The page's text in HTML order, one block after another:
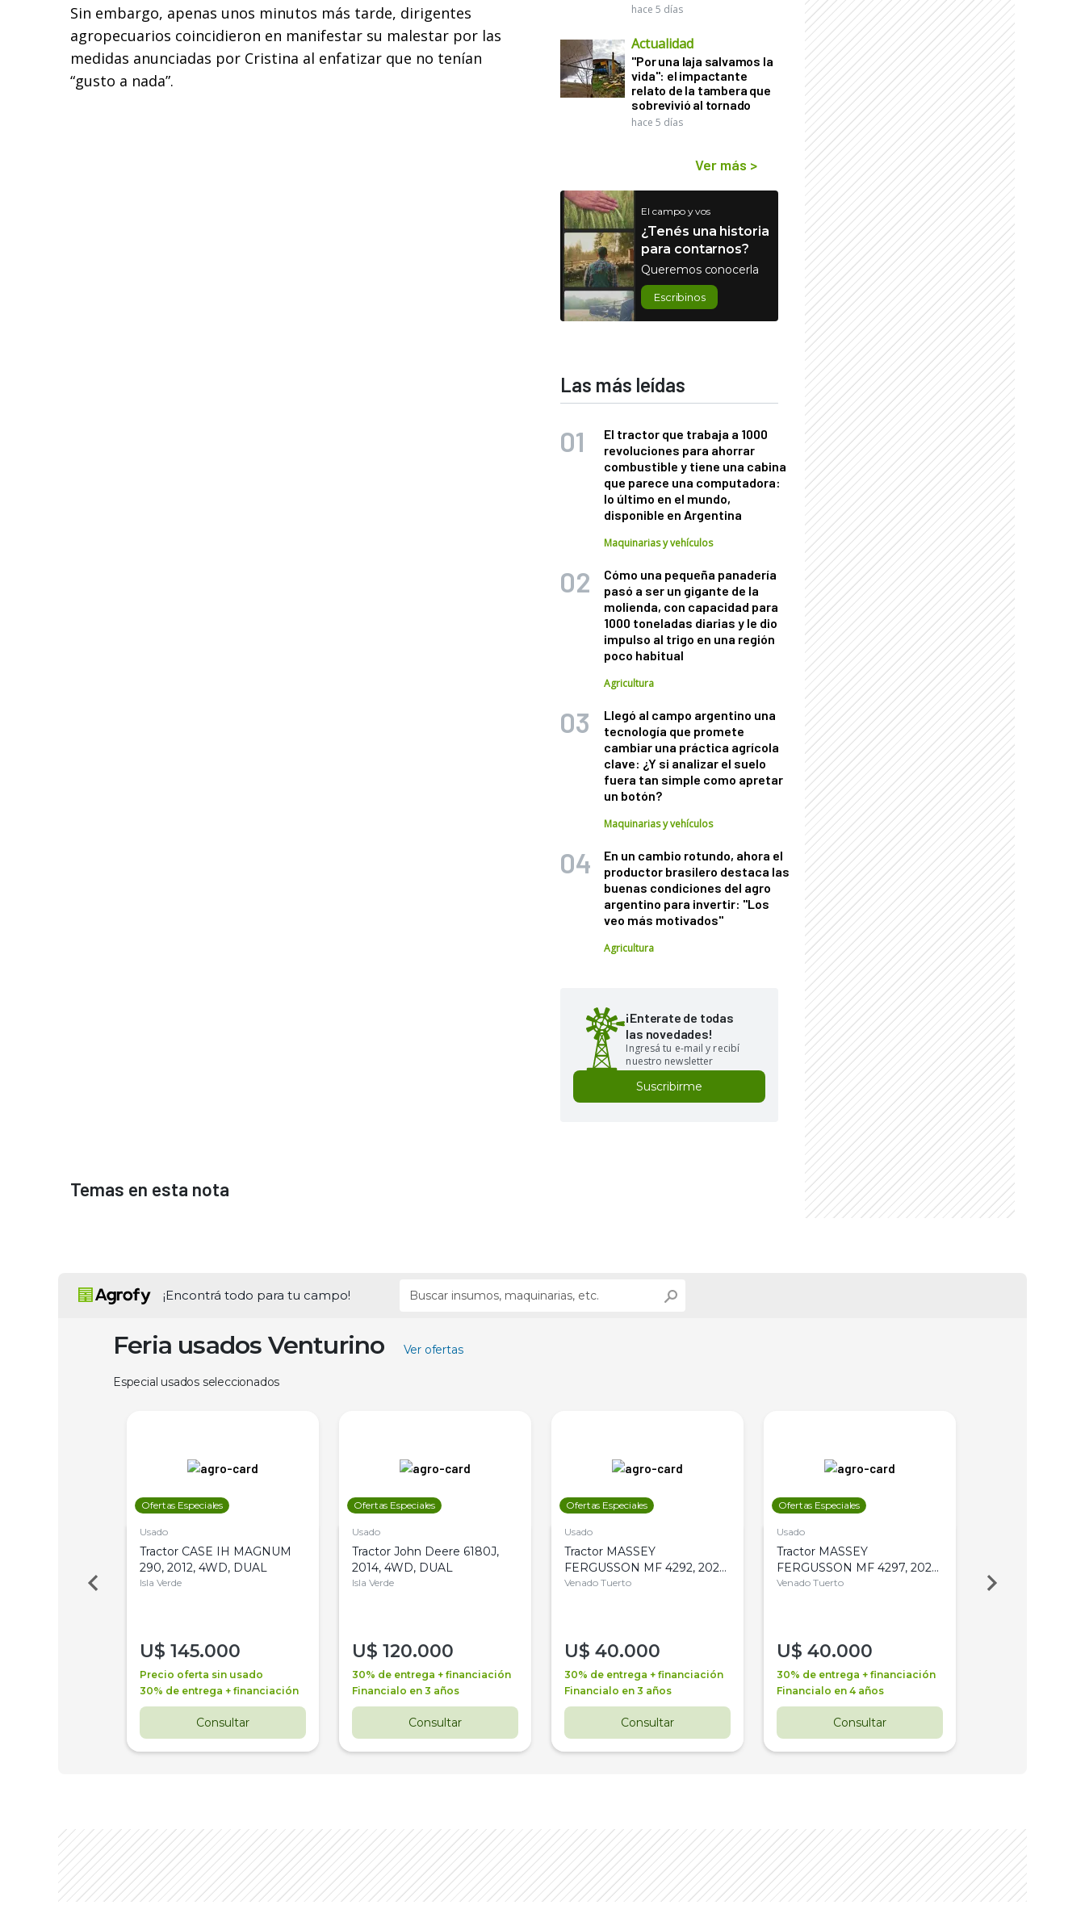
Sin embargo, apenas unos minutos más tarde, dirigentes
agropecuarios coincidieron en manifestar su malestar por las
medidas anunciadas por Cristina al enfatizar que no tenían
“gusto a nada”.
hace 5 días
Actualidad
"Por una laja salvamos la
vida": el impactante
relato de la tambera que
sobrevivió al tornado
hace 5 días
Ver más >
El campo y vos
¿Tenés una historia
para contarnos?
Queremos conocerla
Escribinos
Las más leídas
El tractor que trabaja a 1000
revoluciones para ahorrar
combustible y tiene una cabina
que parece una computadora:
lo último en el mundo,
disponible en Argentina
Maquinarias y vehículos
Cómo una pequeña panadería
pasó a ser un gigante de la
molienda, con capacidad para
1000 toneladas diarias y le dio
impulso al trigo en una región
poco habitual
Agricultura
Llegó al campo argentino una
tecnología que promete
cambiar una práctica agrícola
clave: ¿Y si analizar el suelo
fuera tan simple como apretar
un botón?
Maquinarias y vehículos
En un cambio rotundo, ahora el
productor brasilero destaca las
buenas condiciones del agro
argentino para invertir: "Los
veo más motivados"
Agricultura
¡Enterate de todas
las novedades!
Ingresá tu e-mail y recibí
nuestro newsletter
Suscribirme
Temas en esta nota
¡Encontrá todo para tu campo!
Feria usados Venturino Ver ofertas
Especial usados seleccionados
Ofertas Especiales
Usado
Tractor CASE IH MAGNUM
290, 2012, 4WD, DUAL
Isla Verde
U$ 145.000
Precio oferta sin usado
30% de entrega + financiación
Consultar
Ofertas Especiales
Usado
Tractor John Deere 6180J,
2014, 4WD, DUAL
Isla Verde
U$ 120.000
30% de entrega + financiación
Financialo en 3 años
Consultar
Ofertas Especiales
Usado
Tractor MASSEY
FERGUSSON MF 4292, 2020,
4WD, PATON
Venado Tuerto
U$ 40.000
30% de entrega + financiación
Financialo en 3 años
Consultar
Ofertas Especiales
Usado
Tractor MASSEY
FERGUSSON MF 4297, 2020,
4WD, PATON
Venado Tuerto
U$ 40.000
30% de entrega + financiación
Financialo en 4 años
Consultar
Venado Tuerto